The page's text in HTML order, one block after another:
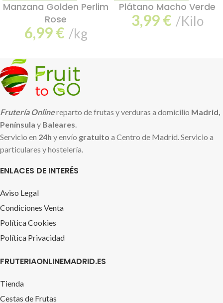
Manzana Golden Perlim
Rose
6,99€ /kg
Plátano Macho Verde
3,99€ /Kilo
Frutería Onlinereparto de frutas y verduras a domicilio Madrid,
Península y Baleares.
Servicio en 24h y envío gratuito a Centro de Madrid. Servicio a
particulares y hostelería.
ENLACES DE INTERÉS
Aviso Legal
Condiciones Venta
Política Cookies
Política Privacidad
FRUTERIAONLINEMADRID.ES
Tienda
Cestas de Frutas